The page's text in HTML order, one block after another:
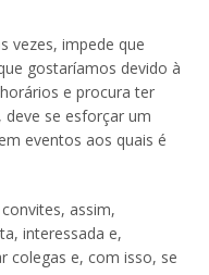
vezes, impede que
gostaríamos devido à
e procura ter
se esforçar um
eventos aos quais é
assim,
interessada e,
colegas e, com isso, se